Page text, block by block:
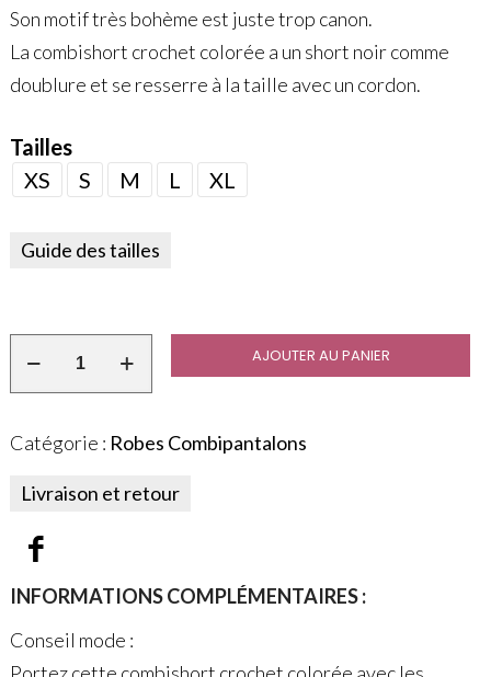
Son motif très bohème est juste trop canon.
La combishort crochet colorée a un short noir comme
doublure et se resserre à la taille avec un cordon.
Tailles
XS
S M L XL
Guide des tailles
AJOUTER AU PANIER
Catégorie : Robes Combipantalons
Livraison et retour
INFORMATIONS COMPLÉMENTAIRES :
Conseil mode :